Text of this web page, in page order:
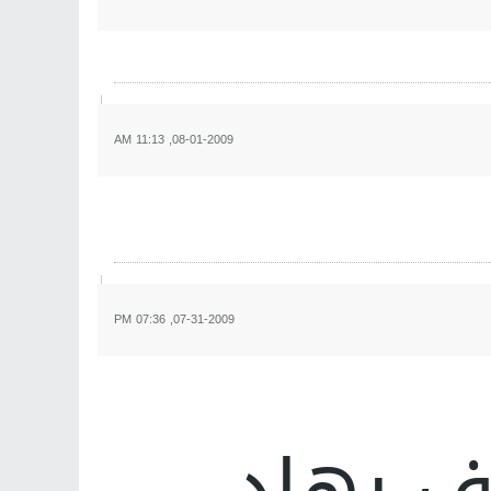
08-01-2009, 11:13 AM
07-31-2009, 07:36 PM